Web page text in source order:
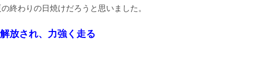
終わりの日焼けだろうと思いました。
放され、力強く走る